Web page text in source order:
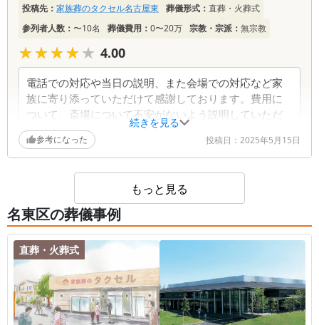
ご提案できるよう努めております。何かご不明な点
などございましたら、どうぞお気軽にご相談くださ
続きを見る
投稿先： 家族葬のタクセル名古屋東 葬儀形式： 直葬・火葬式
参列者人数： 〜10名 葬儀費用： 0〜20万 宗教・宗派： 無宗教
★★★★★
★★★★★ 4.00
電話での対応や当日の説明、また会場での対応など家
族に寄り添っていただけて感謝しております。費用に
ついて、斎場について不安がないよう説明していただ
きました。
この度は、ご丁寧なアンケートへのご回答誠にあり
がとうございます。 お電話での対応や当日の説
明、会場での対応にご満足いただけたこと、大変嬉
しく思います。ご家族様のお気持ちに寄り添えたの
であれば幸いです。斎場費用についてもご安心いた
だけたと伺い、安堵いたしました。 何かご不明な
点やご心配なことがございましたら、いつでもお気
軽にご相談ください。心より寄り添い、お力になり
たいと思っております。
参考になった 投稿日： 2025年5月15日
もっと見る
名東区の葬儀事例
直葬・火葬式